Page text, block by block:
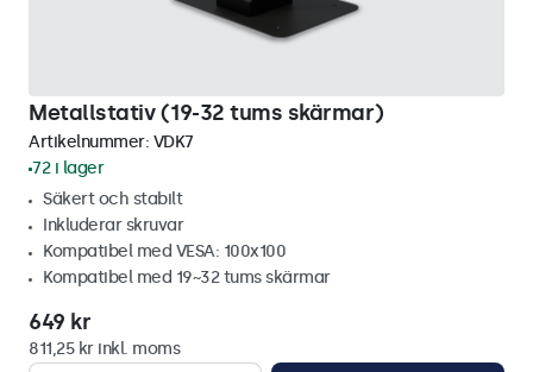
Metallstativ (19-32 tums skärmar)
Artikelnummer: VDK7
72 i lager
Säkert och stabilt
Inkluderar skruvar
Kompatibel med VESA: 100x100
Kompatibel med 19~32 tums skärmar
649 kr
811,25 kr inkl. moms